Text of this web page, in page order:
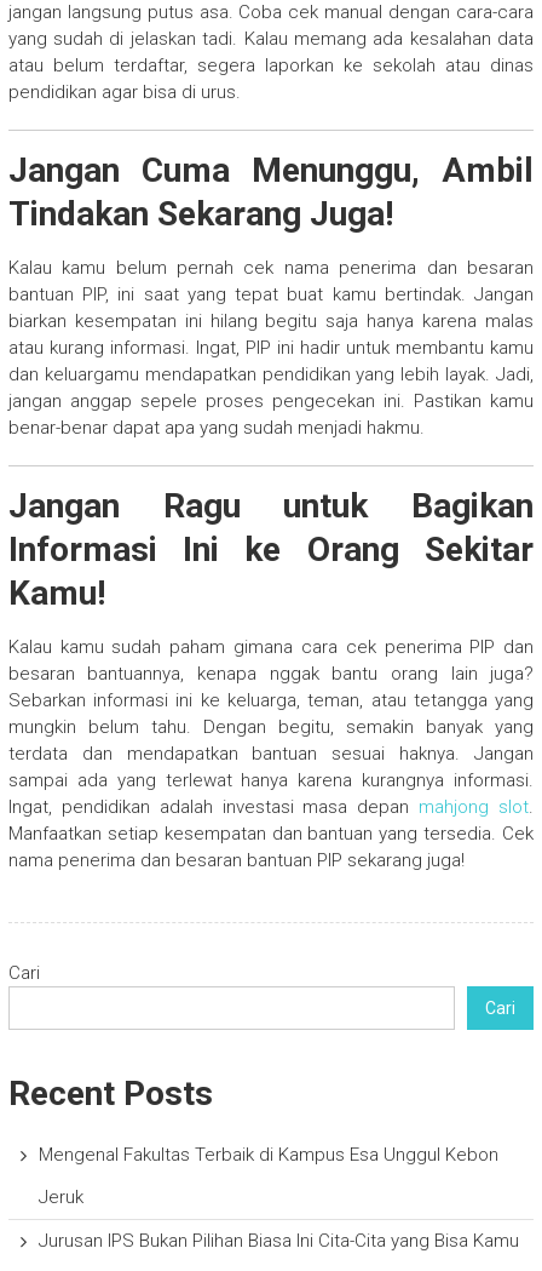
jangan langsung putus asa. Coba cek manual dengan cara-cara
yang sudah di jelaskan tadi. Kalau memang ada kesalahan data
atau belum terdaftar, segera laporkan ke sekolah atau dinas
pendidikan agar bisa di urus.
Jangan Cuma Menunggu, Ambil
Tindakan Sekarang Juga!
Kalau kamu belum pernah cek nama penerima dan besaran
bantuan PIP, ini saat yang tepat buat kamu bertindak. Jangan
biarkan kesempatan ini hilang begitu saja hanya karena malas
atau kurang informasi. Ingat, PIP ini hadir untuk membantu kamu
dan keluargamu mendapatkan pendidikan yang lebih layak. Jadi,
jangan anggap sepele proses pengecekan ini. Pastikan kamu
benar-benar dapat apa yang sudah menjadi hakmu.
Jangan Ragu untuk Bagikan
Informasi Ini ke Orang Sekitar
Kamu!
Kalau kamu sudah paham gimana cara cek penerima PIP dan
besaran bantuannya, kenapa nggak bantu orang lain juga?
Sebarkan informasi ini ke keluarga, teman, atau tetangga yang
mungkin belum tahu. Dengan begitu, semakin banyak yang
terdata dan mendapatkan bantuan sesuai haknya. Jangan
sampai ada yang terlewat hanya karena kurangnya informasi.
Ingat, pendidikan adalah investasi masa depan mahjong slot.
Manfaatkan setiap kesempatan dan bantuan yang tersedia. Cek
nama penerima dan besaran bantuan PIP sekarang juga!
Cari
Cari
Recent Posts
Mengenal Fakultas Terbaik di Kampus Esa Unggul Kebon
Jeruk
Jurusan IPS Bukan Pilihan Biasa Ini Cita-Cita yang Bisa Kamu